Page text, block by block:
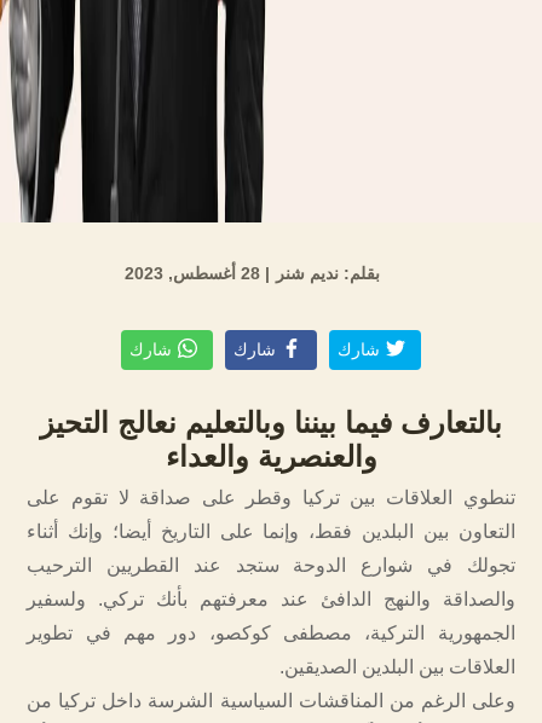
بقلم: نديم شنر | 28 أغسطس, 2023
شارك شارك شارك
بالتعارف فيما بيننا وبالتعليم نعالج التحيز
والعنصرية والعداء
تنطوي العلاقات بين تركيا وقطر على صداقة لا تقوم على
التعاون بين البلدين فقط، وإنما على التاريخ أيضا؛ وإنك أثناء
تجولك في شوارع الدوحة ستجد عند القطريين الترحيب
والصداقة والنهج الدافئ عند معرفتهم بأنك تركي. ولسفير
الجمهورية التركية، مصطفى كوكصو، دور مهم في تطوير
العلاقات بين البلدين الصديقين.
وعلى الرغم من المناقشات السياسية الشرسة داخل تركيا من